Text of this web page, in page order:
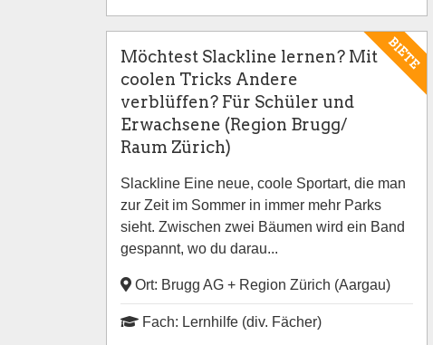
BIETE
Möchtest Slackline lernen? Mit
coolen Tricks Andere
verblüffen? Für Schüler und
Erwachsene (Region Brugg/
Raum Zürich)
Slackline Eine neue, coole Sportart, die man
zur Zeit im Sommer in immer mehr Parks
sieht. Zwischen zwei Bäumen wird ein Band
gespannt, wo du darau...
Ort: Brugg AG + Region Zürich (Aargau)
Fach: Lernhilfe (div. Fächer)